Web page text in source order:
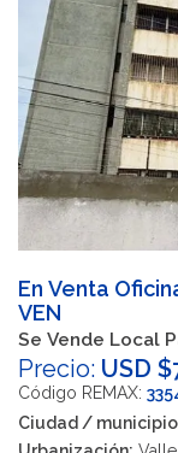
En Venta
VEN
Se Vende Local
Precio: USD
Código REMAX:
Ciudad /